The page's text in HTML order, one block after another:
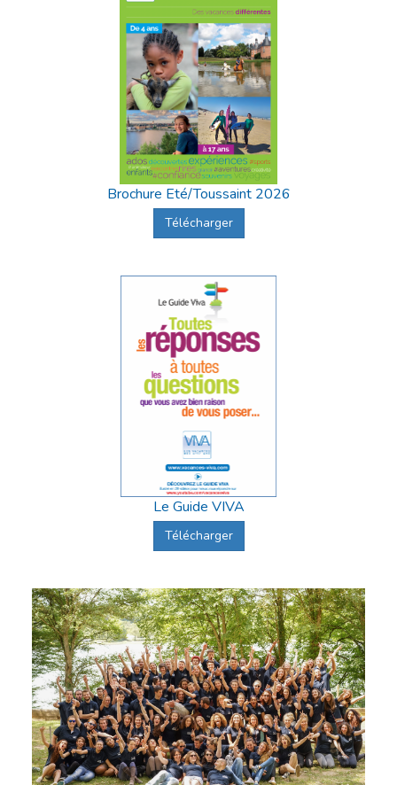
Brochure Eté/Toussaint 2026
Télécharger
Le Guide VIVA
Télécharger